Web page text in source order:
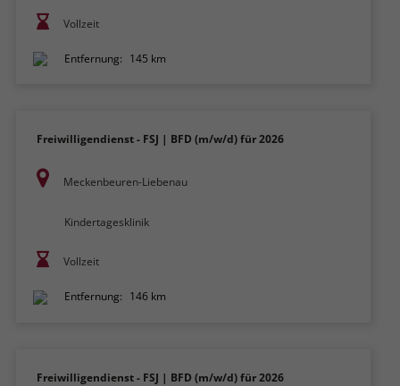
Vollzeit
Entfernung: 145 km
Freiwilligendienst - FSJ | BFD (m/w/d) für 2026
Meckenbeuren-Liebenau
Kindertagesklinik
Vollzeit
Entfernung: 146 km
Freiwilligendienst - FSJ | BFD (m/w/d) für 2026